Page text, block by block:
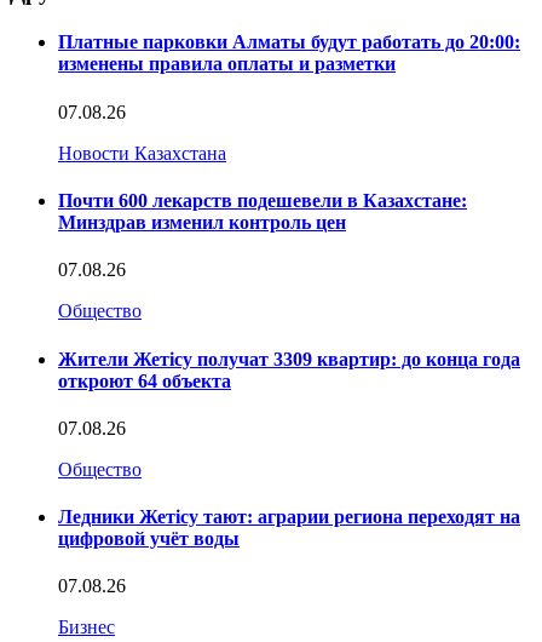
Платные парковки Алматы будут работать до 20:00:
изменены правила оплаты и разметки
07.08.26
Новости Казахстана
Почти 600 лекарств подешевели в Казахстане:
Минздрав изменил контроль цен
07.08.26
Общество
Жители Жетісу получат 3309 квартир: до конца года
откроют 64 объекта
07.08.26
Общество
Ледники Жетісу тают: аграрии региона переходят на
цифровой учёт воды
07.08.26
Бизнес